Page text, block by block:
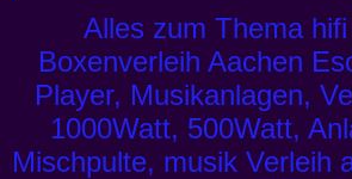
Alles zum Thema
Boxenverleih Aachen
Player, Musikanlagen,
1000Watt, 500Watt,
Mischpulte, musik Verleih